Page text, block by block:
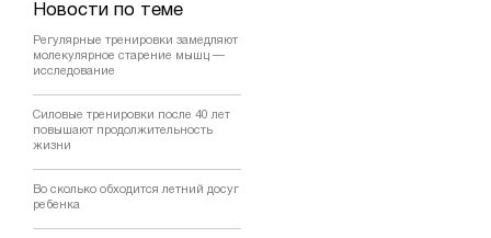
Новости по теме
Регулярные тренировки замедляют
молекулярное старение мышц —
исследование
Силовые тренировки после 40 лет
повышают продолжительность
жизни
Во сколько обходится летний досуг
ребенка